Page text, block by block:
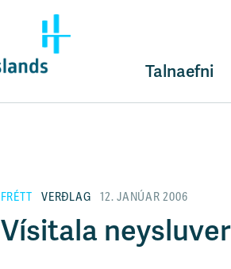
Talnaefni
FRÉTT VERÐLAG 12. JANÚAR 2006
Vísitala